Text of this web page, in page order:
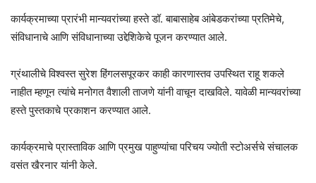
कार्यक्रमाच्या प्रारंभी मान्यवरांच्या हस्ते डॉ. बाबासाहेब आंबेडकरांच्या प्रतिमेचे,
संविधानाचे आणि संविधानाच्या उद्देशिकेचे पूजन करण्यात आले.
ग्रंथालीचे विश्वस्त सुरेश हिंगलसपूरकर काही कारणास्तव उपस्थित राहू शकले
नाहीत म्हणून त्यांचे मनोगत वैशाली ताजणे यांनी वाचून दाखविले. यावेळी मान्यवरांच्या
हस्ते पुस्तकाचे प्रकाशन करण्यात आले.
कार्यक्रमाचे प्रास्ताविक आणि प्रमुख पाहुण्यांचा परिचय ज्योती स्टोअर्सचे संचालक
वसंत खैरनार यांनी केले.